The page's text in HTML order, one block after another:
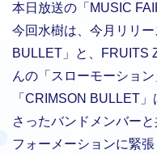
本日放送の「MUSIC
今回水樹は、今月リリ
BULLET」と、FRUITS
んの「スローモーショ
「CRIMSON BULLET
さったバンドメンバー
フォーメーションに緊